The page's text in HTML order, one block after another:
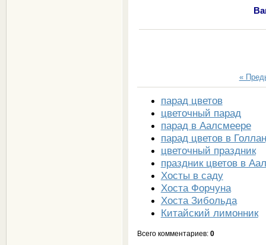
«
парад цветов
цветочный парад
парад в Аалсмеере
парад цветов в
цветочный праздник
праздник цветов в
Хосты в саду
Хоста Форчуна
Хоста Зибольда
Китайский лимонник
Всего комментариев: 0